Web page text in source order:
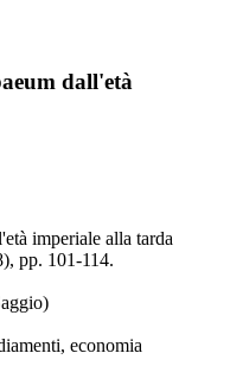
dall'età
imperiale alla tarda
pp. 101-114.
economia